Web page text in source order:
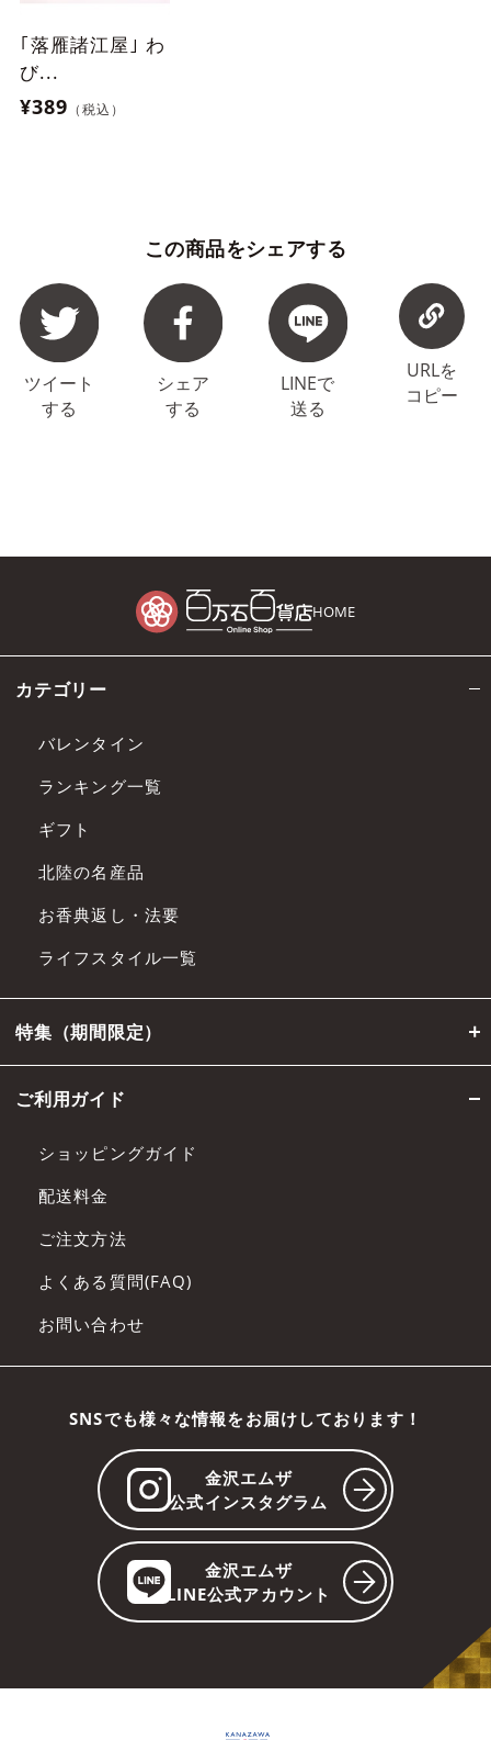
｢落雁諸江屋｣ わ
び...
¥389 （税込）
この商品をシェアする
ツイート
する
シェア
する
LINEで
送る
URLを
コピー
HOME
カテゴリー
バレンタイン
ランキング一覧
ギフト
北陸の名産品
お香典返し・法要
ライフスタイル一覧
特集（期間限定）
ご利用ガイド
ショッピングガイド
配送料金
ご注文方法
よくある質問(FAQ)
お問い合わせ
SNSでも様々な情報をお届けしております！
金沢エムザ
公式インスタグラム
金沢エムザ
LINE公式アカウント